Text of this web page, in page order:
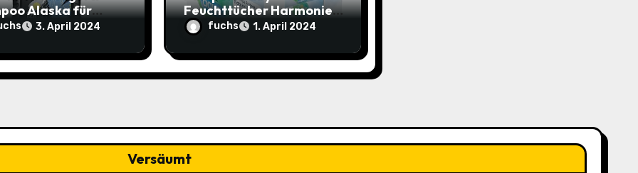
Alaska für
Frische
– Sparangebot
statt 2,65€
3. April 2024
Feuchttücher Harmonie
Aqua – Sanfter
Hautschutz im Sparabo
für nur 25,44€ (15%
Rabatt)
fuchs 1. April 2024
Versäumt